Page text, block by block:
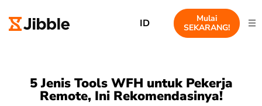
ID
Mulai
SEKARANG!
5 Jenis Tools WFH untuk Pekerja
Remote, Ini Rekomendasinya!